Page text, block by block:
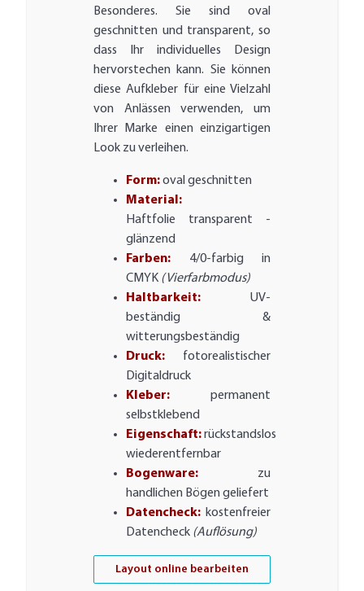
Besonderes. Sie sind oval
geschnitten und transparent, so
dass Ihr individuelles Design
hervorstechen kann. Sie können
diese Aufkleber für eine Vielzahl
von Anlässen verwenden, um
Ihrer Marke einen einzigartigen
Look zu verleihen.
Form:oval geschnitten
Material:
Haftfolie transparent -
glänzend
Farben:4/0-farbig in
CMYK (Vierfarbmodus)
Haltbarkeit:UV-
beständig &
witterungsbeständig
Druck:fotorealistischer
Digitaldruck
Kleber:permanent
selbstklebend
Eigenschaft:rückstandslos
wiederentfernbar
Bogenware:zu
handlichen Bögen geliefert
Datencheck:kostenfreier
Datencheck (Auflösung)
Layout online bearbeiten